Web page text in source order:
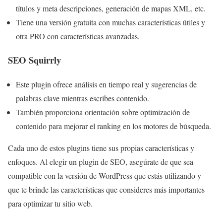
títulos y meta descripciones, generación de mapas XML, etc.
Tiene una versión gratuita con muchas características útiles y
otra PRO con características avanzadas.
SEO Squirrly
Este plugin ofrece análisis en tiempo real y sugerencias de
palabras clave mientras escribes contenido.
También proporciona orientación sobre optimización de
contenido para mejorar el ranking en los motores de búsqueda.
Cada uno de estos plugins tiene sus propias características y
enfoques. Al elegir un plugin de SEO, asegúrate de que sea
compatible con la versión de WordPress que estás utilizando y
que te brinde las características que consideres más importantes
para optimizar tu sitio web.